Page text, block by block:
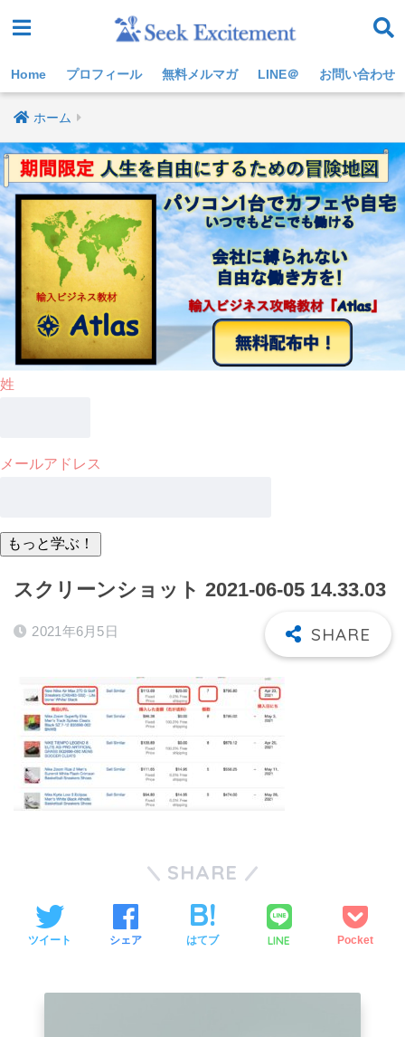
Home プロフィール 無料メルマガ LINE＠ お問い合わせ
ホーム
姓
メールアドレス
スクリーンショット 2021-06-05 14.33.03
2021年6月5日
SHARE
ツイート シェア はてブ LINE Pocket